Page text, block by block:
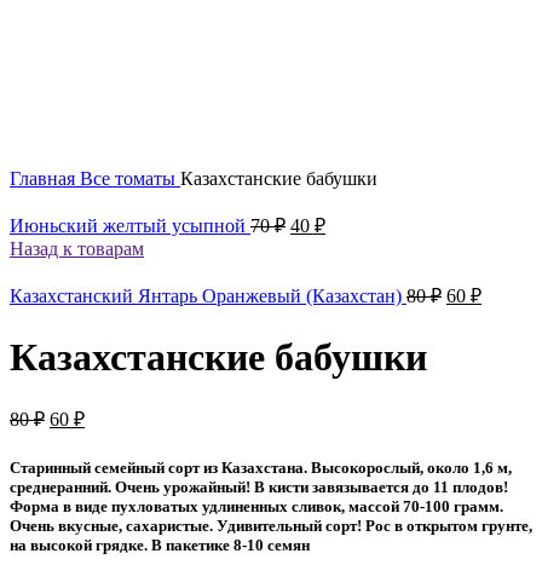
Главная Все томаты Казахстанские бабушки
Июньский желтый усыпной 70₽ Первоначальная
70 ₽.
40 ₽Текущая
Назад к товарам
Казахстанский Янтарь Оранжевый (Казахстан) 80₽ 60 ₽
Казахстанские бабушки
80₽ Первоначальная
составляла
80 ₽.
60 ₽Текущая
60 ₽.
Старинный семейный сорт из Казахстана. Высокорослый, около 1,6 м,
среднеранний. Очень урожайный! В кисти завязывается до 11 плодов!
Форма в виде пухловатых удлиненных сливок, массой 70-100 грамм.
Очень вкусные, сахаристые. Удивительный сорт! Рос в открытом грунте,
на высокой грядке. В пакетике 8-10 семян